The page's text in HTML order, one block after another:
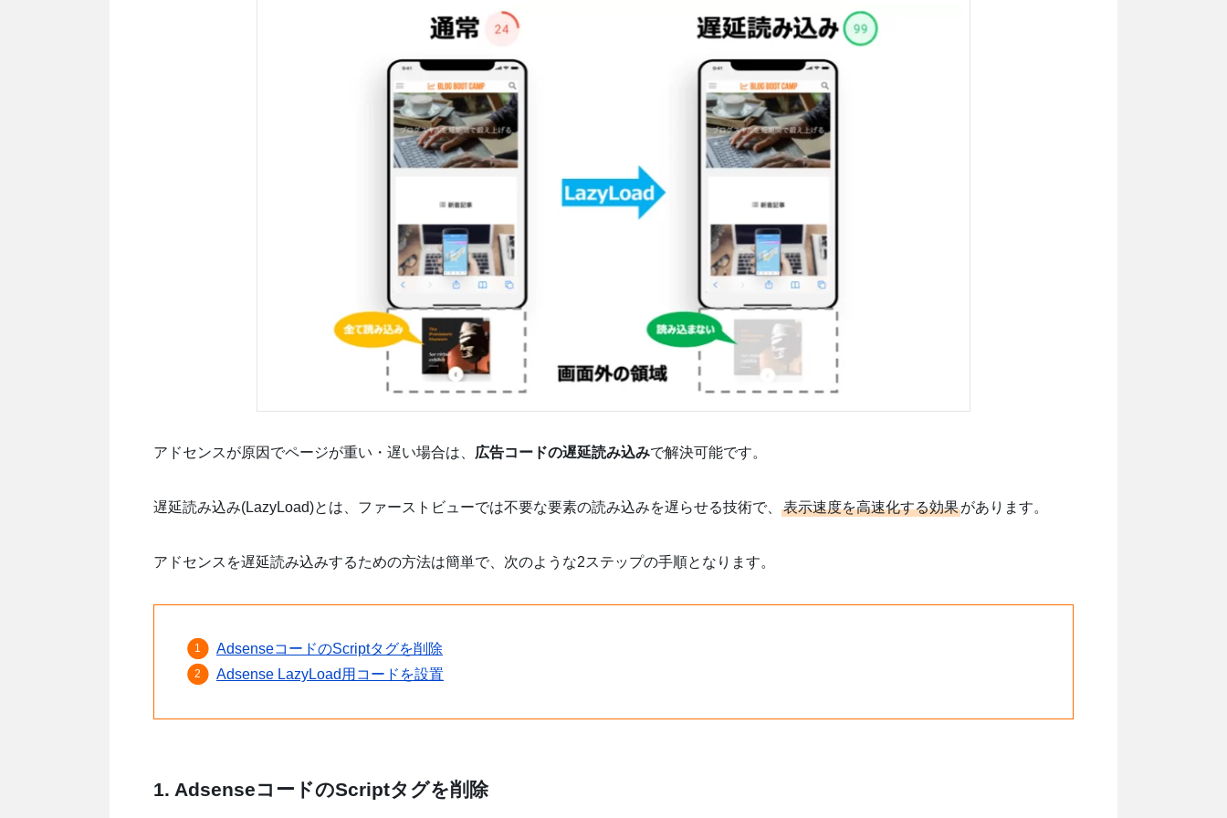
アドセンスが原因でページが重い・遅い場合は、 広告コードの遅延読み込みで解決可能です。
遅延読み込み(LazyLoad)とは、ファーストビューでは不要な要素の読み込みを遅らせる技術で、 表示速度を高速化する効果があります。
アドセンスを遅延読み込みするための方法は簡単で、次のような2ステップの手順となります。
AdsenseコードのScriptタグを削除
Adsense LazyLoad用コードを設置
1. AdsenseコードのScriptタグを削除